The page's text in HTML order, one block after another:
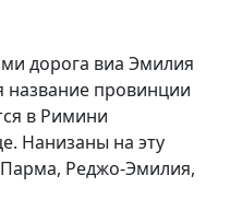
дорога виа Эмилия
название провинции
в Римини
Нанизаны на эту
Реджо-Эмилия,